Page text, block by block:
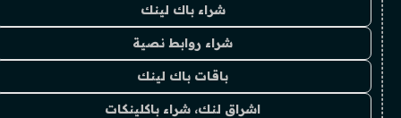
شراء باك لينك
شراء روابط نصية
باقات باك لينك
اشراق لنك، شراء باكلينكات